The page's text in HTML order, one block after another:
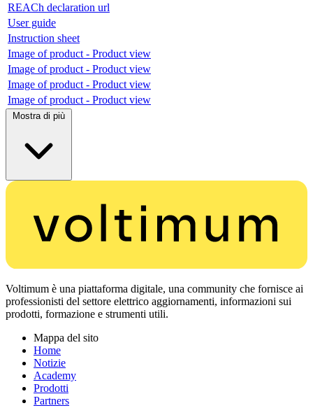
REACh declaration url
User guide
Instruction sheet
Image of product - Product view
Image of product - Product view
Image of product - Product view
Image of product - Product view
Mostra di più
Voltimum è una piattaforma digitale, una community che fornisce ai
professionisti del settore elettrico aggiornamenti, informazioni sui
prodotti, formazione e strumenti utili.
Mappa del sito
Home
Notizie
Academy
Prodotti
Partners